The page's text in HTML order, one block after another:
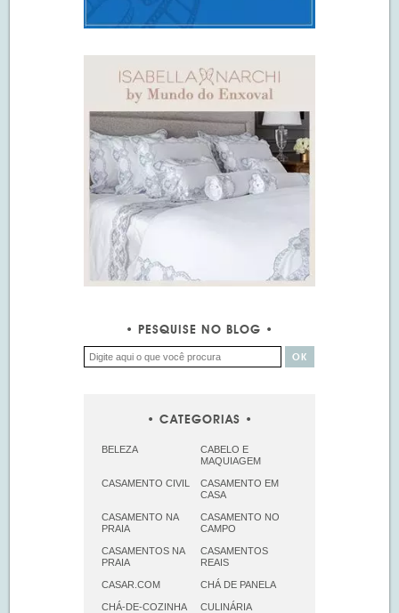
PESQUISE NO BLOG
CATEGORIAS
BELEZA
CABELO E
MAQUIAGEM
CASAMENTO CIVIL
CASAMENTO EM
CASA
CASAMENTO NA
PRAIA
CASAMENTO NO
CAMPO
CASAMENTOS NA
PRAIA
CASAMENTOS
REAIS
CASAR.COM CHÁ DE PANELA
CHÁ-DE-COZINHA CULINÁRIA